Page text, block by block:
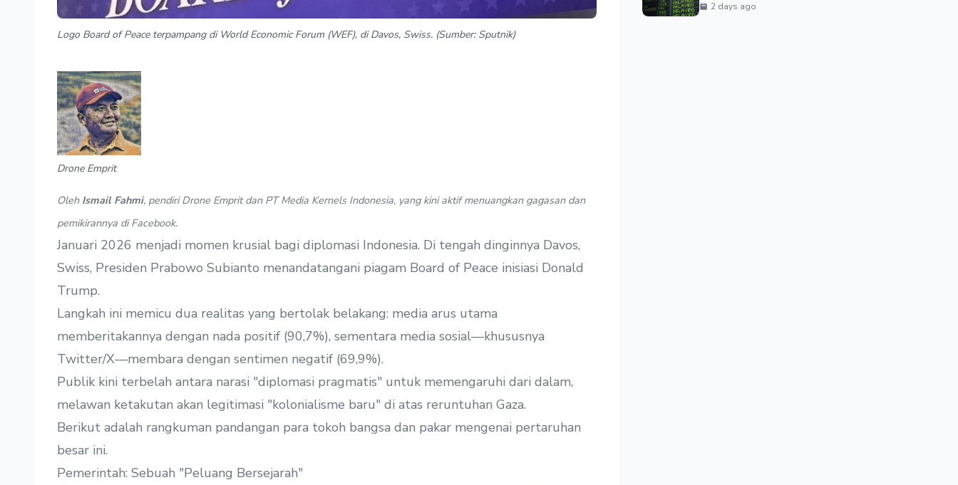
Logo Board of Peace terpampang di World Economic Forum (WEF), di Davos, Swiss. (Sumber: Sputnik)
Drone Emprit
Oleh Ismail Fahmi, pendiri Drone Emprit dan PT Media Kernels Indonesia, yang kini aktif menuangkan gagasan dan
pemikirannya diFacebook.
Januari 2026 menjadi momen krusial bagi diplomasi Indonesia. Di tengah dinginnya Davos,
Swiss, Presiden Prabowo Subianto menandatangani piagam Board of Peace inisiasi Donald
Trump.
Langkah ini memicu dua realitas yang bertolak belakang: media arus utama
memberitakannya dengan nada positif (90,7%), sementara media sosial—khususnya
Twitter/X—membara dengan sentimen negatif (69,9%).
Publik kini terbelah antara narasi "diplomasi pragmatis" untuk memengaruhi dari dalam,
melawan ketakutan akan legitimasi "kolonialisme baru" di atas reruntuhan Gaza.
Berikut adalah rangkuman pandangan para tokoh bangsa dan pakar mengenai pertaruhan
besar ini.
Pemerintah: Sebuah "Peluang Bersejarah"
2 days ago